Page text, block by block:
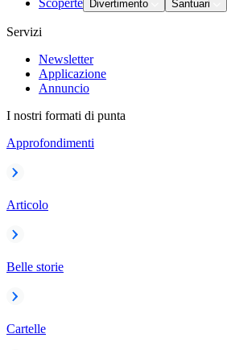
Scoperte Divertimento Santuari
Servizi
Newsletter
Applicazione
Annuncio
I nostri formati di punta
Approfondimenti
Articolo
Belle storie
Cartelle